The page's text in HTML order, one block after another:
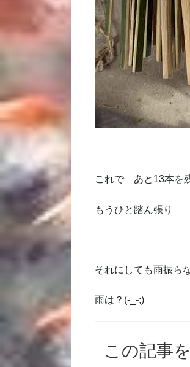
これで あと13本を
もうひと踏ん張り
それにしても雨振ら
雨は？(-_-;)
この記事